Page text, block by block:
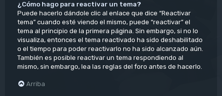
¿Cómo hago para reactivar un tema?
Puede hacerlo dándole clic al enlace que dice “Reactivar
tema” cuando esté viendo el mismo, puede “reactivar” el
tema al principio de la primera página. Sin embargo, si no lo
visualiza, entonces el tema reactivado ha sido deshabilitado
o el tiempo para poder reactivarlo no ha sido alcanzado aún.
También es posible reactivar un tema respondiendo al
mismo, sin embargo, lea las reglas del foro antes de hacerlo.
Arriba